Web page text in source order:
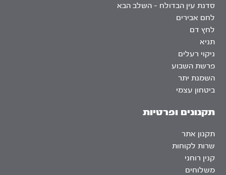
סדנת עין הבדולח – השלב הבא
לחם אבירים
לחץ דם
תניא
ניקוי רעלים
פרשת השבוע
השמנת יתר
ביטחון עצמי
תקנונים ופרטיות
תקנון אתר
שרות לקוחות
קנין רוחני
משלוחים